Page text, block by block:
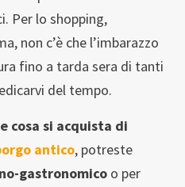
Per lo shopping,
non c’è che l’imbarazzo
fino a tarda sera di tanti
del tempo.
cosa si acquista di
antico, potreste
gastronomico o per